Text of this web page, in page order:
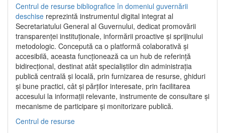
Centrul de resurse bibliografice în domeniul guvernării
deschise reprezintă instrumentul digital integrat al
Secretariatului General al Guvernului, dedicat promovării
transparenței instituționale, informării proactive și sprijinului
metodologic. Concepută ca o platformă colaborativă și
accesibilă, aceasta funcționează ca un hub de referință
bidirecțional, destinat atât specialiștilor din administrația
publică centrală și locală, prin furnizarea de resurse, ghiduri
și bune practici, cât și părților interesate, prin facilitarea
accesului la informații relevante, instrumente de consultare și
mecanisme de participare și monitorizare publică.
Centrul de resurse